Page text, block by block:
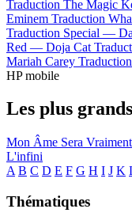
Traduction The Magic
Eminem Traduction
Traduction Special —
Red — Doja Cat
Mariah Carey
HP mobile
Les plus
Mon Âme Sera
L'infini
A B C D E F G H I J K
Thématiques